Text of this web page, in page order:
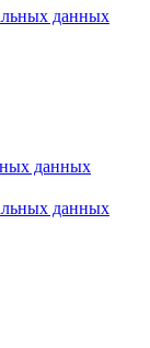
данных
данных
данных